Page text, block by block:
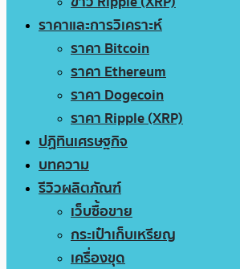
ราคาและการวิเคราะห์
ราคา Bitcoin
ราคา Ethereum
ราคา Dogecoin
ราคา Ripple (XRP)
ปฏิทินเศรษฐกิจ
บทความ
รีวิวผลิตภัณฑ์
เว็บซื้อขาย
กระเป๋าเก็บเหรียญ
เครื่องขุด